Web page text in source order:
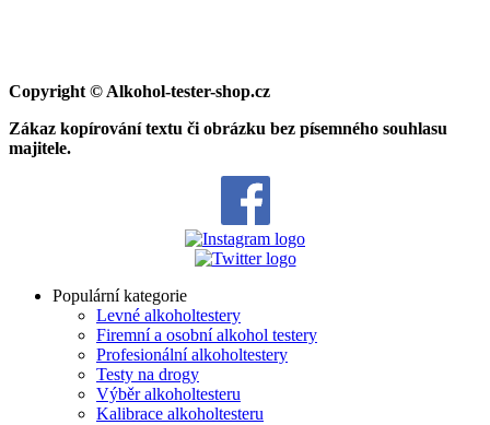
Copyright© Alkohol-tester-shop.cz
Zákaz kopírování textu či obrázku bez písemného souhlasu
majitele.
Populární kategorie
Levné alkoholtestery
Firemní a osobní alkohol testery
Profesionální alkoholtestery
Testy na drogy
Výběr alkoholtesteru
Kalibrace alkoholtesteru